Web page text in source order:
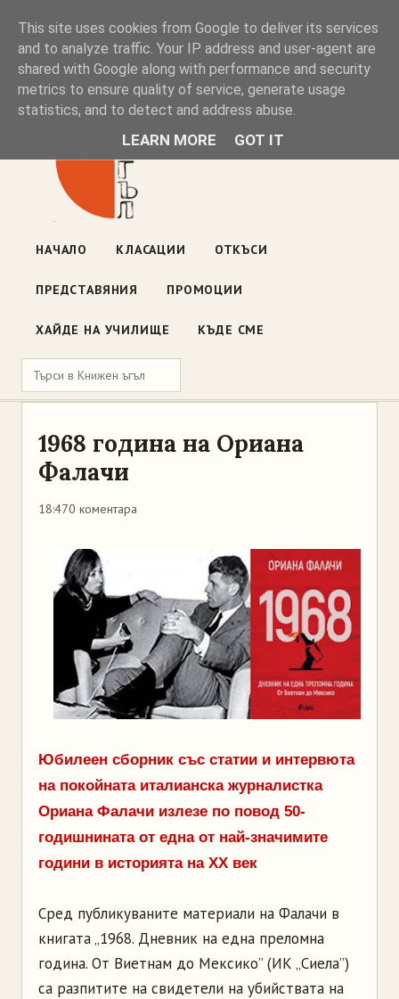
Книжен ъгъл
Блог на книжарницата — класации, откъси, нови книги
ул. „Оборище" 117, София· пон–пет 10:00–19:00 ·
НАЧАЛО КЛАСАЦИИ ОТКЪСИ
ПРЕДСТАВЯНИЯ ПРОМОЦИИ
ХАЙДЕ НА УЧИЛИЩЕ КЪДЕ СМЕ
1968 година на Ориана
Фалачи
18:470 коментара
Юбилеен сборник със статии и интервюта
на покойната италианска журналистка
Ориана Фалачи излезе по повод 50-
годишнината от една от най-значимите
години в историята на XX век
Сред публикуваните материали на Фалачи в
книгата „1968. Дневник на една преломна
година. От Виетнам до Мексико” (ИК „Сиела”)
са разпитите на свидетели на убийствата на
This site uses cookies from Google to deliver its services
and to analyze traffic. Your IP address and user-agent are
shared with Google along with performance and security
metrics to ensure quality of service, generate usage
statistics, and to detect and address abuse.
LEARN MORE GOT IT